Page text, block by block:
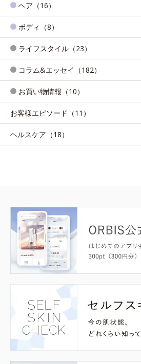
ヘア（16）
ボディ（8）
ライフスタイル（23）
コラム&エッセイ（182）
お買い物情報（10）
お客様エピソード（11）
ヘルスケア（18）